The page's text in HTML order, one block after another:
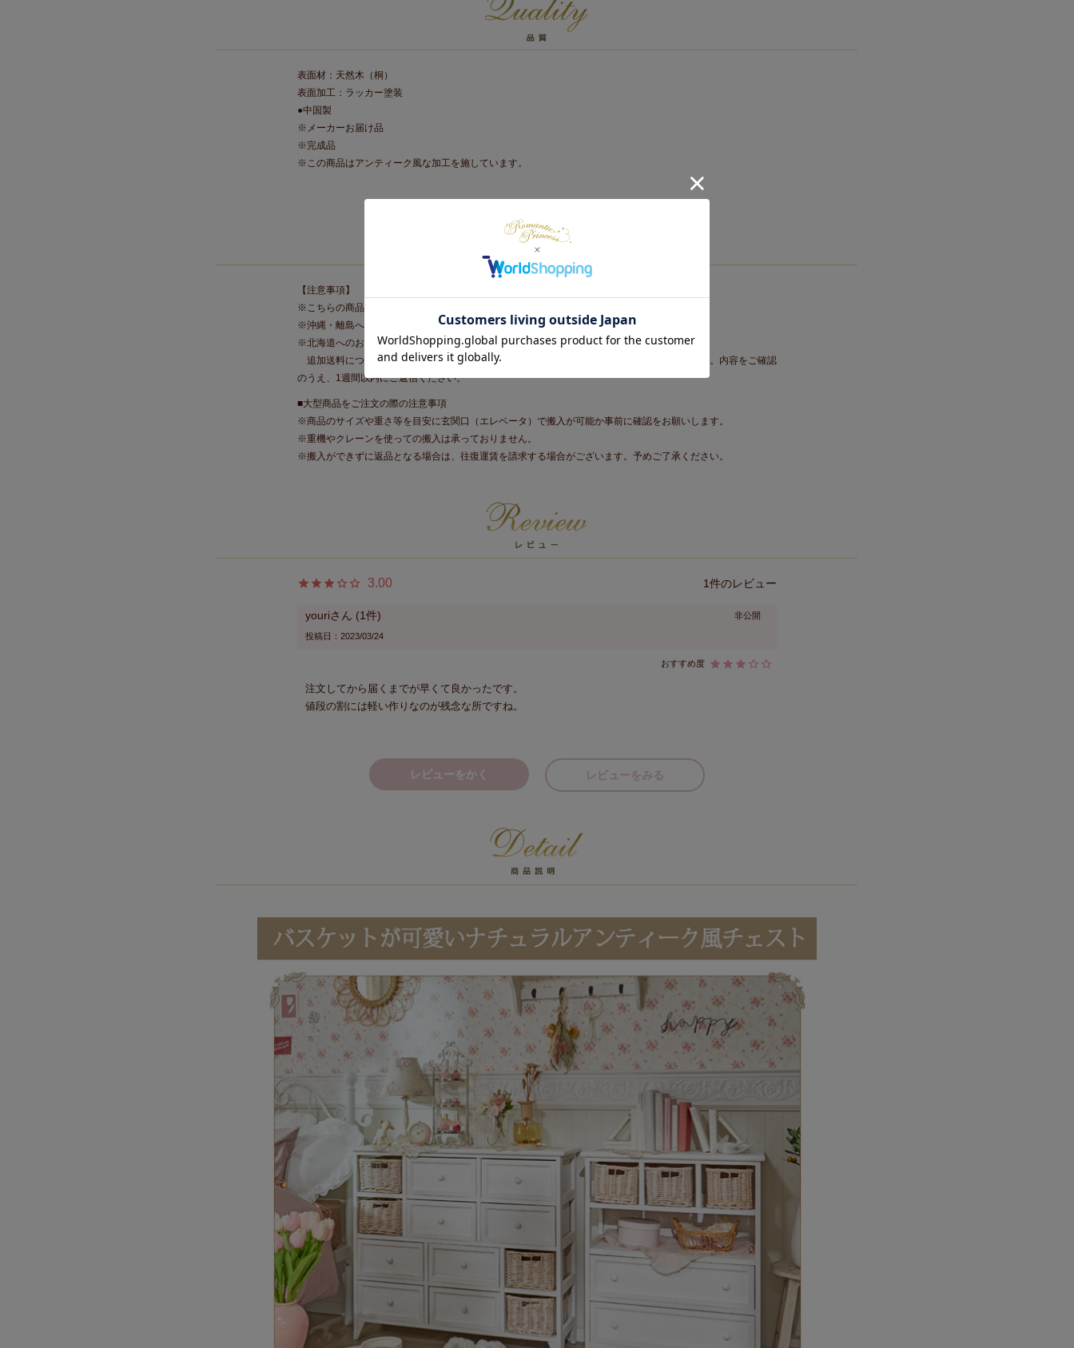
表面材：天然木（桐）
表面加工：ラッカー塗装
●中国製
※メーカーお届け品
※完成品
※この商品はアンティーク風な加工を施しています。
【注意事項】
※こちらの商品はメーカー直送商品となります。
※沖縄・離島へのお届けは行っておりません。
※北海道へのお届けは追加送料が発生いたします。
追加送料につきましては、当店より追加送料をお見積りのうえ、メールにてご案内いたします。内容をご確認
のうえ、1週間以内にご返信ください。
■大型商品をご注文の際の注意事項
※商品のサイズや重さ等を目安に玄関口（エレベータ）で搬入が可能か事前に確認をお願いします。
※重機やクレーンを使っての搬入は承っておりません。
※搬入ができずに返品となる場合は、往復運賃を請求する場合がございます。予めご了承ください。
3.00 1
youri 1 非公開
投稿日 2023/03/24
注文してから届くまでが早くて良かったです。
レビューをかく レビューをみる